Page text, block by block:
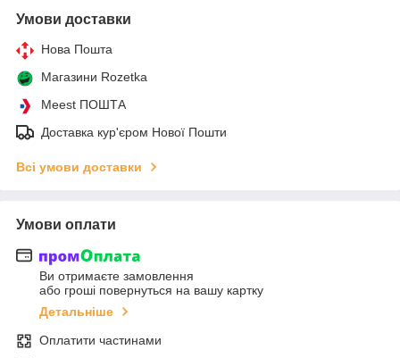
Умови доставки
Нова Пошта
Магазини Rozetka
Meest ПОШТА
Доставка кур'єром Нової Пошти
Всі умови доставки
Умови оплати
Ви отримаєте замовлення
або гроші повернуться на вашу картку
Детальніше
Оплатити частинами